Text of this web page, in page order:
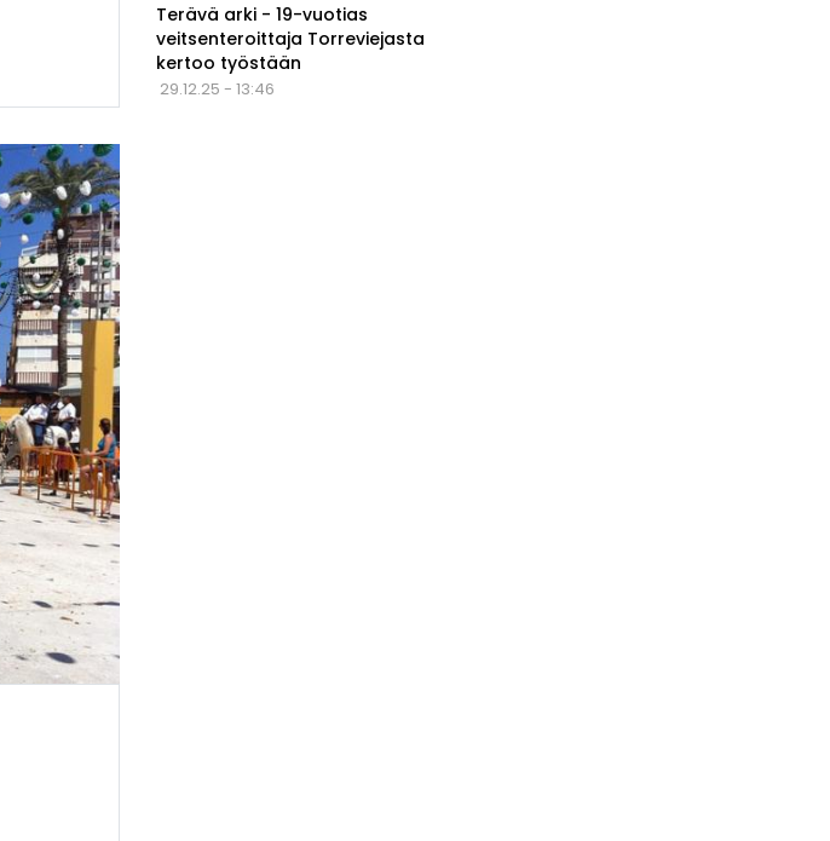
Terävä arki - 19-vuotias
veitsenteroittaja Torreviejasta
kertoo työstään
29.12.25 - 13:46